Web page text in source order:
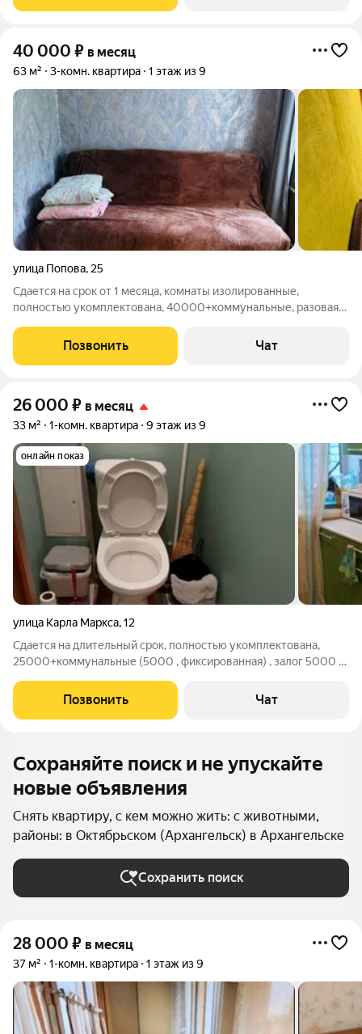
40 000 ₽ в месяц
63 м² 3-комн. квартира 1 этаж из 9
улица Попова, 25
Сдается на срок от 1 месяца, комнаты изолированные,
полностью укомплектована, 40000+коммунальные, разовая
Позвонить Чат
26 000 ₽ в месяц
33 м² 1-комн. квартира 9 этаж из 9
онлайн показ
улица Карла Маркса,12
Сдается на длительный срок, полностью укомплектована,
25000+коммунальные (5000 , фиксированная) , залог 5000 и
Позвонить Чат
Сохраняйте поиск и не упускайте
новые объявления
Снять квартиру, с кем можно жить: с животными,
районы: в Октябрьском (Архангельск) в Архангельске
Сохранить поиск
28 000 ₽ в месяц
37 м² 1-комн. квартира 1 этаж из 9